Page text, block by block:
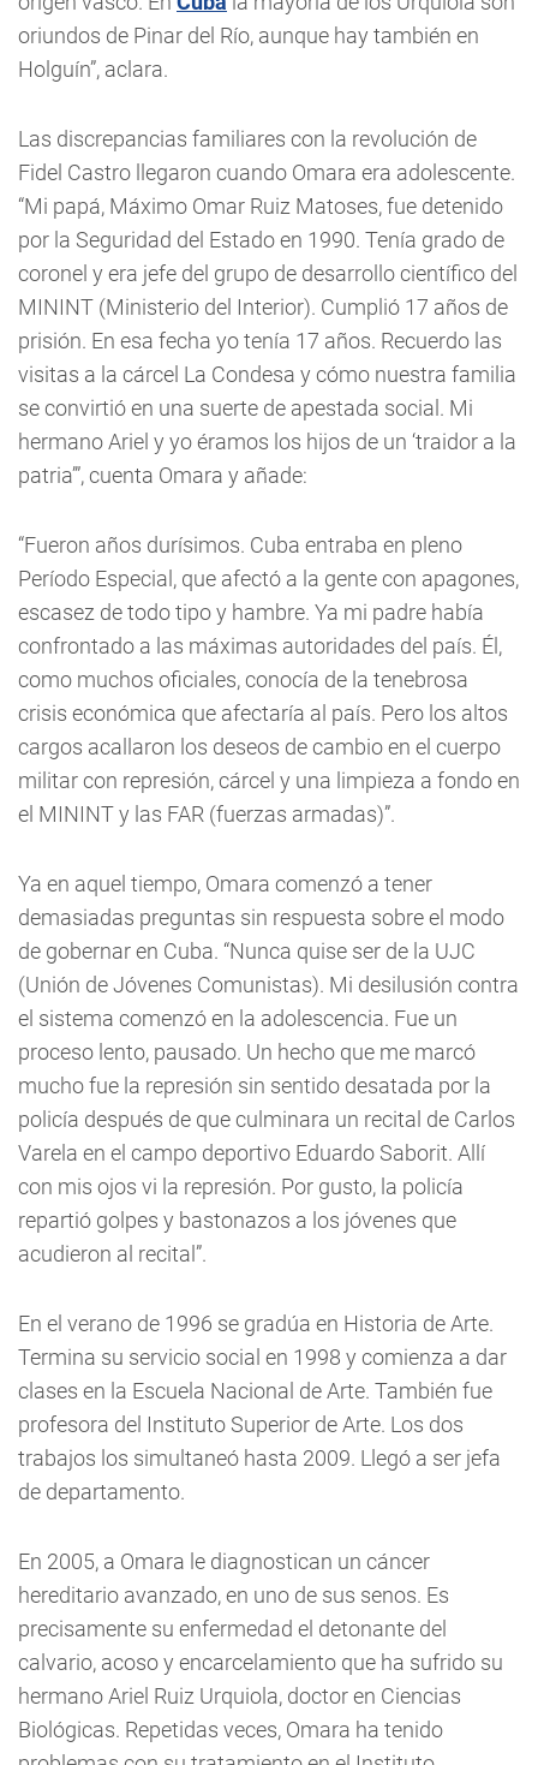
oriundos de Pinar del Río, aunque hay también en
Holguín”, aclara.
Las discrepancias familiares con la revolución de
Fidel Castro llegaron cuando Omara era adolescente.
“Mi papá, Máximo Omar Ruiz Matoses, fue detenido
por la Seguridad del Estado en 1990. Tenía grado de
coronel y era jefe del grupo de desarrollo científico del
MININT (Ministerio del Interior). Cumplió 17 años de
prisión. En esa fecha yo tenía 17 años. Recuerdo las
visitas a la cárcel La Condesa y cómo nuestra familia
se convirtió en una suerte de apestada social. Mi
hermano Ariel y yo éramos los hijos de un ‘traidor a la
patria’”, cuenta Omara y añade:
“Fueron años durísimos. Cuba entraba en pleno
Período Especial, que afectó a la gente con apagones,
escasez de todo tipo y hambre. Ya mi padre había
confrontado a las máximas autoridades del país. Él,
como muchos oficiales, conocía de la tenebrosa
crisis económica que afectaría al país. Pero los altos
cargos acallaron los deseos de cambio en el cuerpo
militar con represión, cárcel y una limpieza a fondo en
el MININT y las FAR (fuerzas armadas)”.
Ya en aquel tiempo, Omara comenzó a tener
demasiadas preguntas sin respuesta sobre el modo
de gobernar en Cuba. “Nunca quise ser de la UJC
(Unión de Jóvenes Comunistas). Mi desilusión contra
el sistema comenzó en la adolescencia. Fue un
proceso lento, pausado. Un hecho que me marcó
mucho fue la represión sin sentido desatada por la
policía después de que culminara un recital de Carlos
Varela en el campo deportivo Eduardo Saborit. Allí
con mis ojos vi la represión. Por gusto, la policía
repartió golpes y bastonazos a los jóvenes que
acudieron al recital”.
En el verano de 1996 se gradúa en Historia de Arte.
Termina su servicio social en 1998 y comienza a dar
clases en la Escuela Nacional de Arte. También fue
profesora del Instituto Superior de Arte. Los dos
trabajos los simultaneó hasta 2009. Llegó a ser jefa
de departamento.
En 2005, a Omara le diagnostican un cáncer
hereditario avanzado, en uno de sus senos. Es
precisamente su enfermedad el detonante del
calvario, acoso y encarcelamiento que ha sufrido su
hermano Ariel Ruiz Urquiola, doctor en Ciencias
Biológicas. Repetidas veces, Omara ha tenido